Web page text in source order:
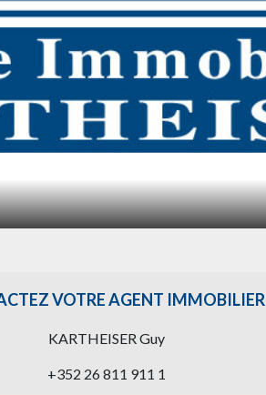
VOTRE AGENT IMMOBILIER
KARTHEISER Guy
+352 26 811 911 1